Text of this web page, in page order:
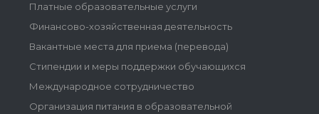
Платные образовательные услуги
Финансово-хозяйственная деятельность
Вакантные места для приема (перевода)
Стипендии и меры поддержки обучающихся
Международное сотрудничество
Организация питания в образовательной